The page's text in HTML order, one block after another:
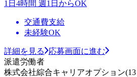
1日4時間 週1日からOK
交通費支給
未経験OK
詳細を見る
応募画面に進む
派遣労働者
株式会社綜合キャリアオプション